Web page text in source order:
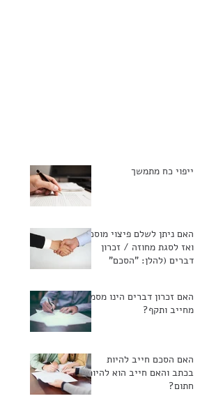
ייפוי כח מתמשך
האם ניתן לשלם פיצוי מוסכם
ואז לסגת מחוזה / זכרון
דברים (להלן: "הסכם"
האם זכרון דברים הינו מסמך
מחייב ותקף?
האם הסכם חייב להיות
בכתב והאם חייב הוא להיות
חתום?